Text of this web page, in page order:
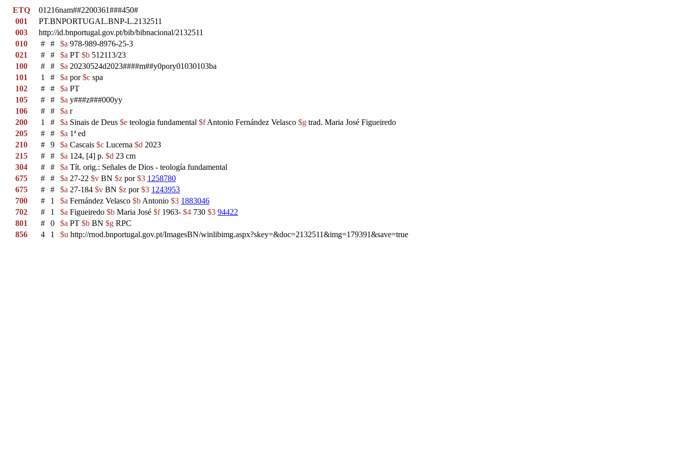
ETQ
01216nam##2200361###450#
001
PT.BNPORTUGAL.BNP-L.2132511
003
http://id.bnportugal.gov.pt/bib/bibnacional/2132511
010
# # $a 978-989-8976-25-3
021
# # $a PT $b 512113/23
100
# # $a 20230524d2023####m##y0pory01030103ba
101
1 # $a por$c spa
102
# # $a PT
105
# # $a y###z###000yy
106
# # $a r
200
1 # $a Sinais de Deus $e teologia fundamental $fAntonio Fernández Velasco $g trad. Maria José Figueiredo
205
# # $a 1ª ed
210
# 9 $a Cascais $c Lucerna $d 2023
215
# # $a 124, [4] p. $d 23 cm
304
# # $a Tít. orig.: Señales de Dios - teología fundamental
675
# # $a 27-22 $v BN $z por$3 1258780
675
# # $a 27-184 $v BN $z por$3 1243953
700
# 1 $a Fernández Velasco $b Antonio $3 1883046
702
# 1 $a Figueiredo $b Maria José $f1963- $4 730 $3 94422
801
# 0 $a PT $b BN $g RPC
856
4 1 $u http://rnod.bnportugal.gov.pt/ImagesBN/winlibimg.aspx?skey=&doc=2132511&img=179391&save=true